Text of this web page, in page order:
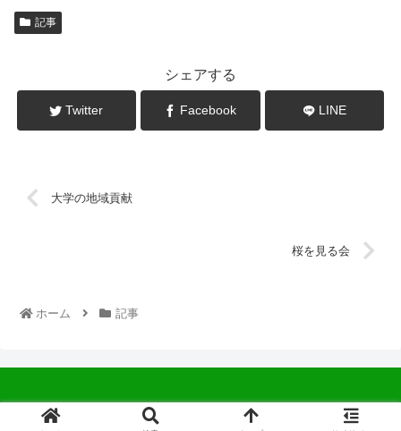
記事
シェアする
Twitter Facebook LINE
大学の地域貢献
桜を見る会
ホーム 記事
© 2022 中広会長ブログ.